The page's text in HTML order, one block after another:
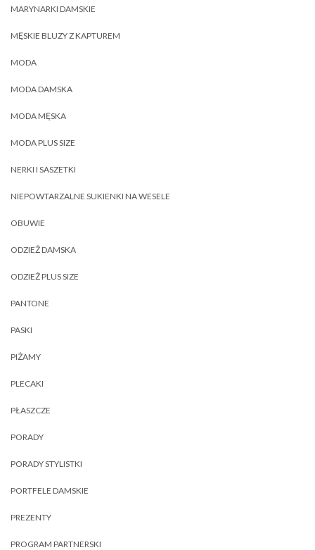
MARYNARKI DAMSKIE
MĘSKIE BLUZY Z KAPTUREM
MODA
MODA DAMSKA
MODA MĘSKA
MODA PLUS SIZE
NERKI I SASZETKI
NIEPOWTARZALNE SUKIENKI NA WESELE
OBUWIE
ODZIEŻ DAMSKA
ODZIEŻ PLUS SIZE
PANTONE
PASKI
PIŻAMY
PLECAKI
PŁASZCZE
PORADY
PORADY STYLISTKI
PORTFELE DAMSKIE
PREZENTY
PROGRAM PARTNERSKI